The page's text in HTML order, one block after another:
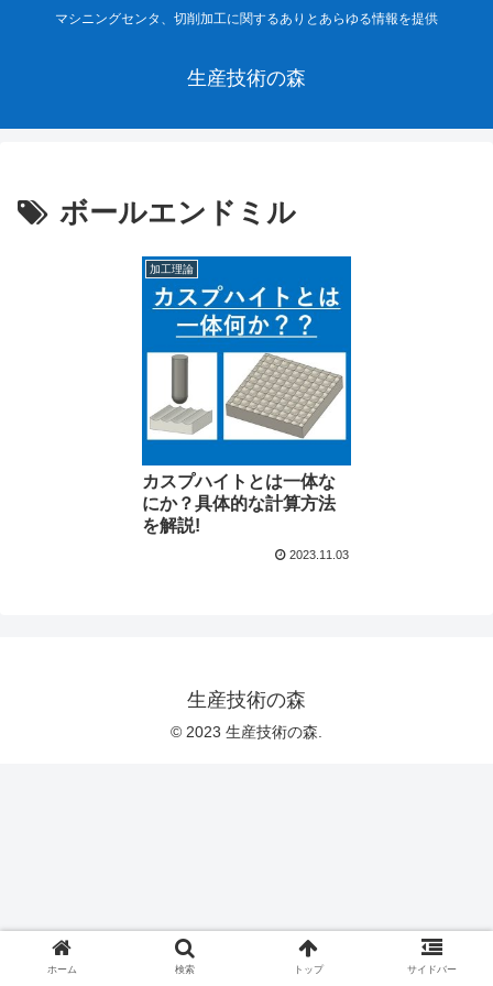
マシニングセンタ、切削加工に関するありとあらゆる情報を提供
生産技術の森
ボールエンドミル
加工理論
カスプハイトとは一体な
にか？具体的な計算方法
を解説!
2023.11.03
生産技術の森
© 2023 生産技術の森.
ホーム 検索 トップ サイドバー